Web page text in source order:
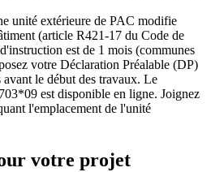
unité extérieure de PAC modifie
(article R421-17 du Code de
est de 1 mois (communes
votre Déclaration Préalable (DP)
le début des travaux. Le
est disponible en ligne. Joignez
l'emplacement de l'unité
votre projet